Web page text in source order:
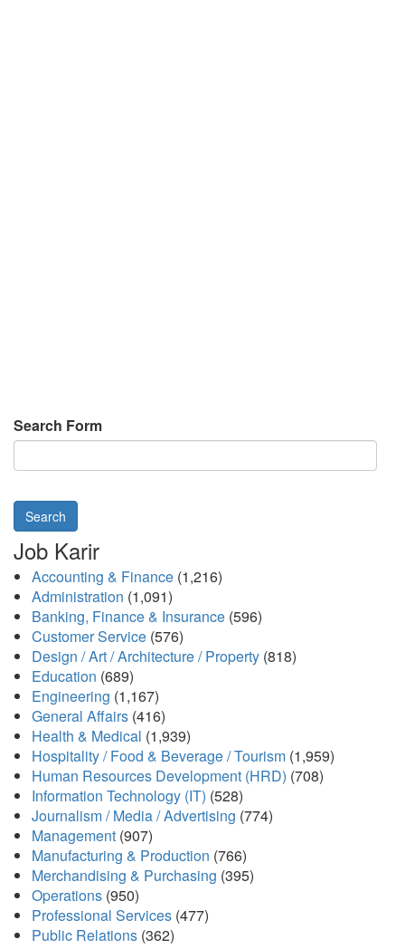
Search Form
Search
Job Karir
Accounting & Finance (1,216)
Administration (1,091)
Banking, Finance & Insurance (596)
Customer Service (576)
Design / Art / Architecture / Property (818)
Education (689)
Engineering (1,167)
General Affairs (416)
Health & Medical (1,939)
Hospitality / Food & Beverage / Tourism (1,959)
Human Resources Development (HRD) (708)
Information Technology (IT) (528)
Journalism / Media / Advertising (774)
Management (907)
Manufacturing & Production (766)
Merchandising & Purchasing (395)
Operations (950)
Professional Services (477)
Public Relations (362)